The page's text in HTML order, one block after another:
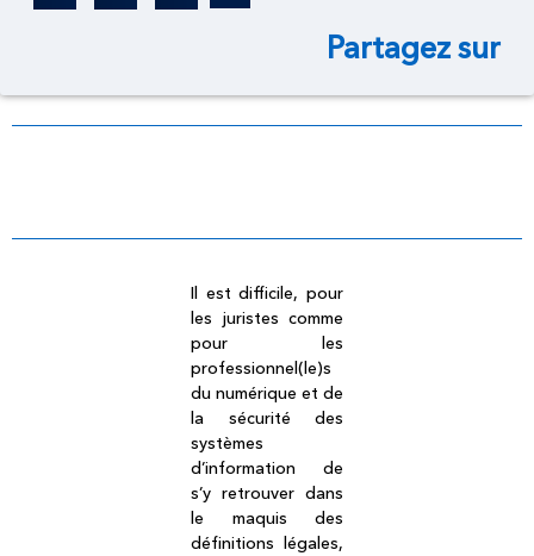
Partagez sur
Il est difficile, pour
les juristes comme
pour les
professionnel(le)s
du numérique et de
la sécurité des
systèmes
d’information de
s’y retrouver dans
le maquis des
définitions légales,